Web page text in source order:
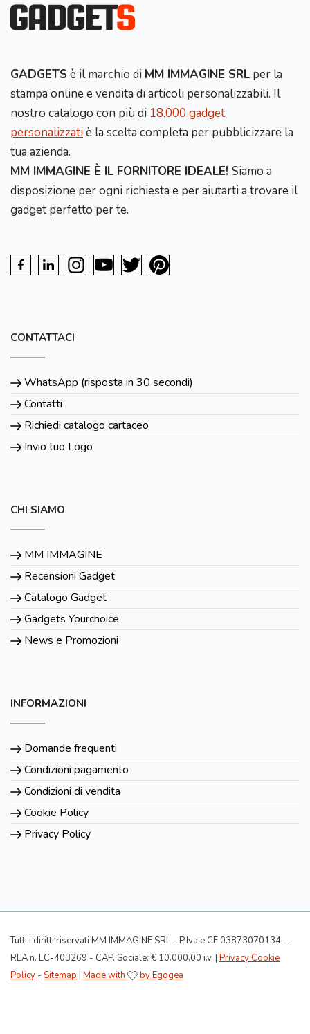
GADGETS è il marchio di MM IMMAGINE SRL per la
stampa online e vendita di articoli personalizzabili. Il
nostro catalogo con più di 18.000 gadget
personalizzatiè la scelta completa per pubblicizzare la
tua azienda.
MM IMMAGINE È IL FORNITORE IDEALE! Siamo a
disposizione per ogni richiesta e per aiutarti a trovare il
gadget perfetto per te.
CONTATTACI
WhatsApp (risposta in 30 secondi)
Contatti
Richiedi catalogo cartaceo
Invio tuo Logo
CHI SIAMO
MM IMMAGINE
Recensioni Gadget
Catalogo Gadget
Gadgets Yourchoice
News e Promozioni
INFORMAZIONI
Domande frequenti
Condizioni pagamento
Condizioni di vendita
Cookie Policy
Privacy Policy
Tutti i diritti riservati MM IMMAGINE SRL - P.Iva e CF 03873070134 - -
REA n. LC-403269 - CAP. Sociale: € 10.000,00 i.v. | Privacy Cookie
Policy - Sitemap | Made with by Egogea